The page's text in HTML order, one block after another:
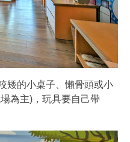
矮的小桌子、懶骨頭或小
為主)，玩具要自己帶